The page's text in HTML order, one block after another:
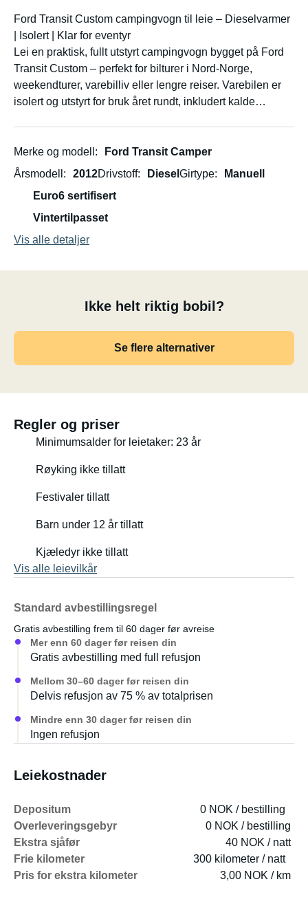
Ford Transit Custom campingvogn til leie – Dieselvarmer
| Isolert | Klar for eventyr
Lei en praktisk, fullt utstyrt campingvogn bygget på Ford
Transit Custom – perfekt for bilturer i Nord-Norge,
weekendturer, varebilliv eller lengre reiser. Varebilen er
isolert og utstyrt for bruk året rundt, inkludert kalde
Kjøretøy
Manuell girkasse, forhjulsdrift
Lengde 497 cm · Bredde 203 cm
3 registrerte seter · Plass til 2 (dobbeltseng)
Vask med kaldt vann
Avtrekksvifte
Spisebord / arbeidsbenk
Oppholdsrom
Komfortabel benkesete som kan gjøres om til seng
Høy garderobe med kroker (plass til jakker og
ryggsekker)
Isolert gulv, tak og vegger
LED-belysning overalt
Elektrisk anlegg
Dedikert fritidsbatteri
Batterilader
Hovedbryter
Voltmeter og amperemeter
USB-ladeuttak
Oppvarming
Dieselvarmer – ideell for vinter- og nordnorske forhold
Merke og modell
Ford Transit Camper
Årsmodell
2012Drivstoff Diesel Girtype
Manuell
Euro6 sertifisert
Vintertilpasset
Vis alle detaljer
Ikke helt riktig bobil?
Se flere alternativer
Regler og priser
Minimumsalder for leietaker: 23 år
Røyking ikke tillatt
Festivaler tillatt
Barn under 12 år tillatt
Kjæledyr ikke tillatt
Vis alle leievilkår
Standard avbestillingsregel
Gratis avbestilling frem til 60 dager før avreise
Mer enn 60 dager før reisen din
Gratis avbestilling med full refusjon
Mellom 30–60 dager før reisen din
Delvis refusjon av 75 % av totalprisen
Mindre enn 30 dager før reisen din
Ingen refusjon
Leiekostnader
Depositum
0 NOK / bestilling
Overleveringsgebyr
0 NOK / bestilling
Ekstra sjåfør
40 NOK / natt
Frie kilometer
300 kilometer / natt
Pris for ekstra kilometer
3,00 NOK / km